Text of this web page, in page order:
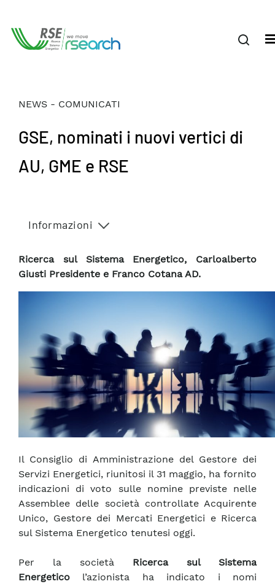
NEWS - COMUNICATI
GSE, nominati i nuovi vertici di
AU, GME e RSE
Informazioni
Ricerca sul Sistema Energetico, Carloalberto
Giusti Presidente e Franco Cotana AD.
Il Consiglio di Amministrazione del Gestore dei
Servizi Energetici, riunitosi il 31 maggio, ha fornito
indicazioni di voto sulle nomine previste nelle
Assemblee delle società controllate Acquirente
Unico, Gestore dei Mercati Energetici e Ricerca
sul Sistema Energetico tenutesi oggi.
Per la società Ricerca sul Sistema
Energetico l’azionista ha indicato i nomi